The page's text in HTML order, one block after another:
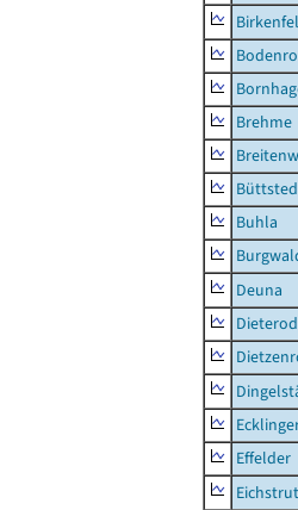
Brehme
Buhla
Deuna
Effelder